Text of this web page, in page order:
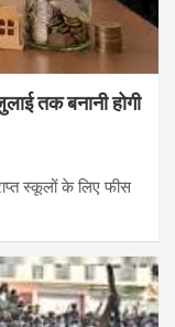
तक बनानी होगी
स्कूलों के लिए फीस